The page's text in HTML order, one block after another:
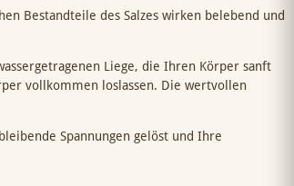
Bestandteile des Salzes wirken belebend und
Liege, die Ihren Körper sanft
vollkommen loslassen. Die wertvollen
Spannungen gelöst und Ihre